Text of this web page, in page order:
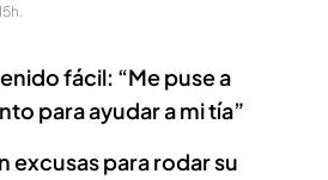
fácil: “Me puse a
para ayudar a mi tía”
excusas para rodar su